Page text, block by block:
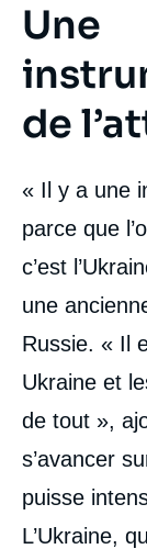
Une
de
« Il y a une
parce que
c’est
une
Russie. « Il
Ukraine et
de tout »,
s’avancer
puisse
L’Ukraine,